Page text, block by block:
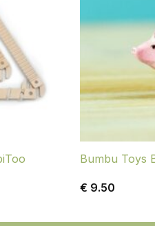
Bumbu Toys
€ 9.50